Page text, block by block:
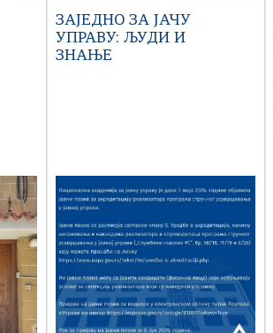
ЗАЈЕДНО ЗА ЈАЧУ
УПРАВУ: ЉУДИ И
ЗНАЊЕ